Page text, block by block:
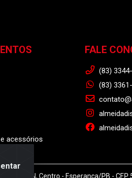
acessórios
FALE
(83)
(83)
104, S/N, Centro - Esperança/PB -